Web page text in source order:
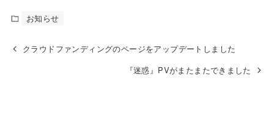
お知らせ
クラウドファンディングのページをアップデートしました
『迷惑』PVがまたまたできました